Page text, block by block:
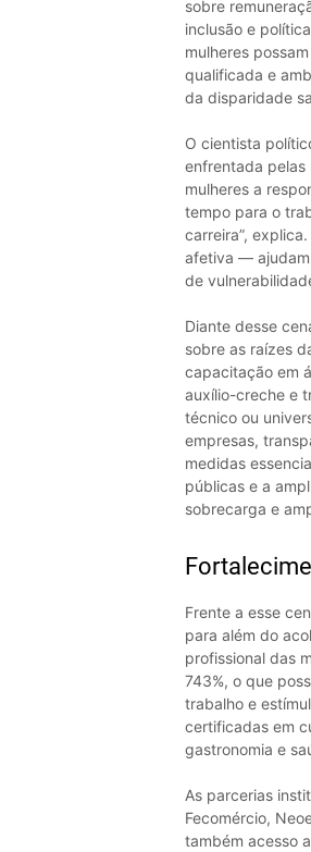
sobre
inclusão e
mulheres
qualificada e
da disparidade
O cientista
enfrentada pelas
mulheres a
tempo para o
carreira”,
afetiva — ajudam
de
Diante desse
sobre as raízes
capacitação em
auxílio-creche e
técnico ou
empresas,
medidas
públicas e a
sobrecarga e
Frente a esse
para além do
profissional das
743%, o que
trabalho e
certificadas em
gastronomia e
As parcerias
Fecomércio,
também acesso